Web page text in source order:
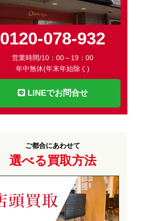
0120-078-932
営業時間/10：00～19：00
年中無休(年末年始除く)
LINEでお問合せ
ご都合にあわせて
選べる買取方法